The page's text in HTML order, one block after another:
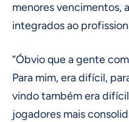
menores vencimentos,
integrados ao
“Óbvio que a gente
Para mim, era difícil,
vindo também era
jogadores mais